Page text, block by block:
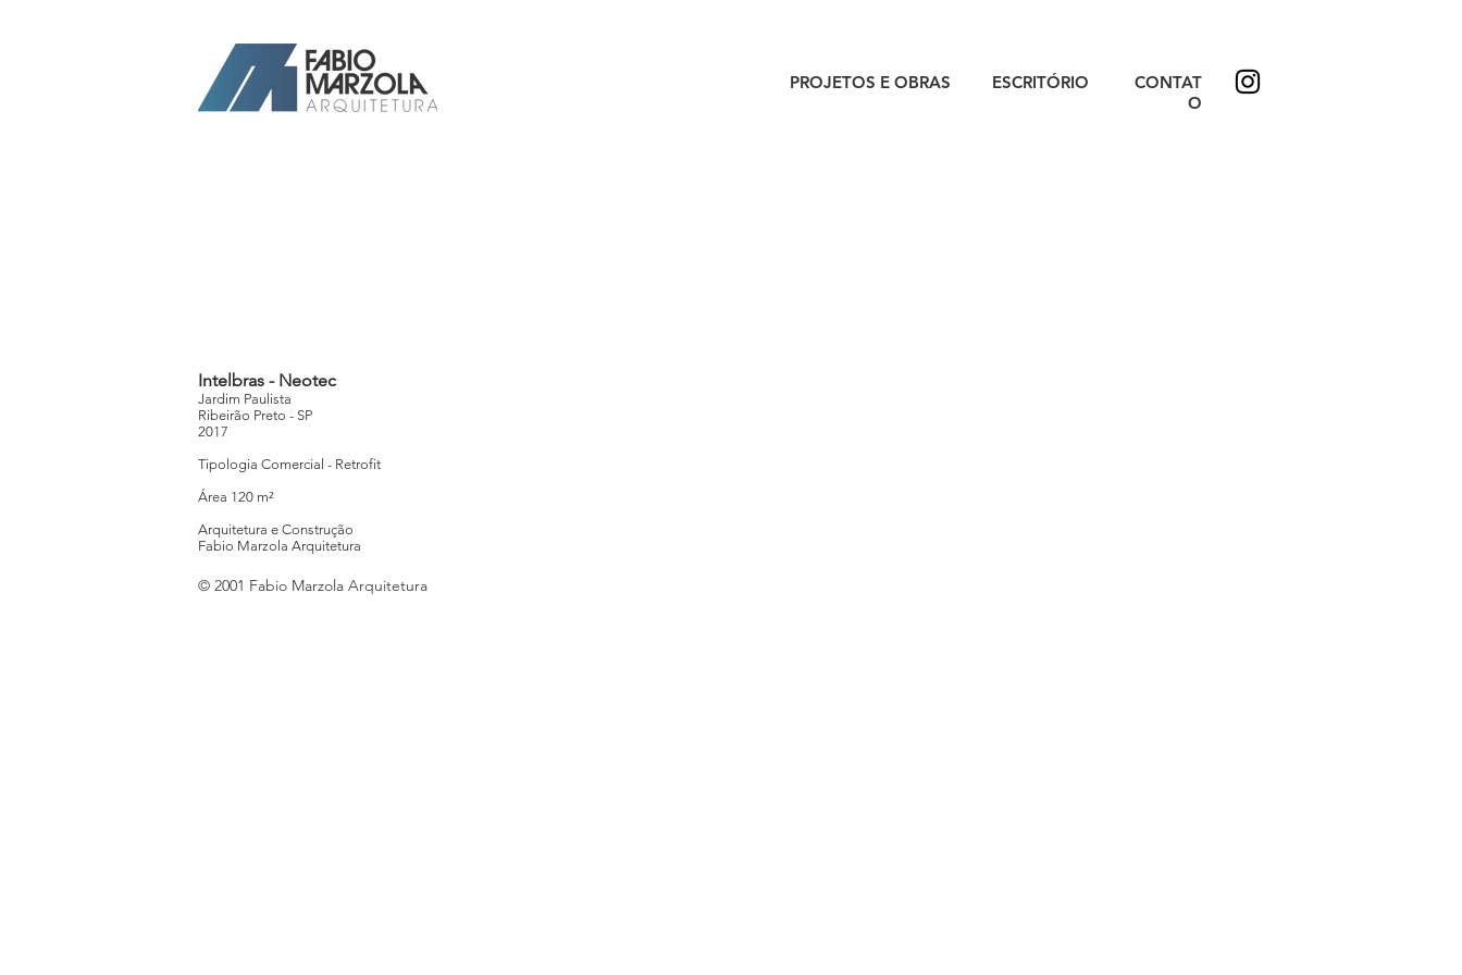
Intelbras - Neotec
Jardim Paulista
Ribeirão Preto - SP
2017
Tipologia Comercial - Retrofit
Área 120 m²
Arquitetura e Construção
Fabio Marzola Arquitetura
CONTAT
O
ESCRITÓRIO
PROJETOS E OBRAS
© 2001 Fabio Marzola Arquitetura